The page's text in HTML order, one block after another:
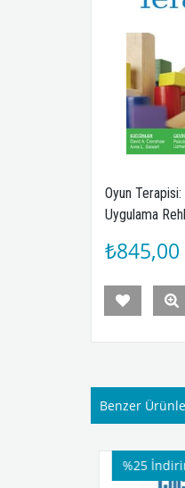
Oyun
Uygulama
₺845,00
Benzer
%25